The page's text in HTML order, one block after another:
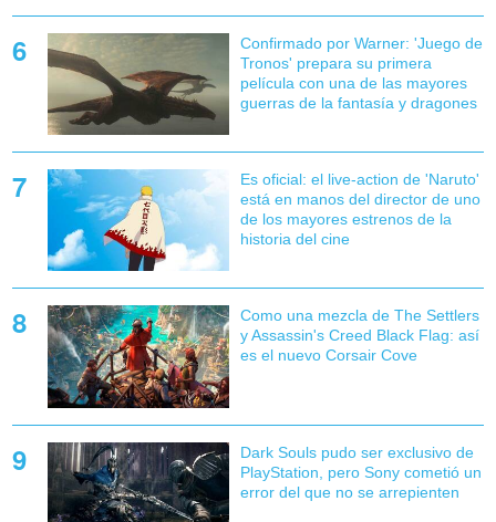
Confirmado por Warner: 'Juego de
Tronos' prepara su primera
película con una de las mayores
guerras de la fantasía y dragones
Es oficial: el live-action de 'Naruto'
está en manos del director de uno
de los mayores estrenos de la
historia del cine
Como una mezcla de The Settlers
y Assassin's Creed Black Flag: así
es el nuevo Corsair Cove
Dark Souls pudo ser exclusivo de
PlayStation, pero Sony cometió un
error del que no se arrepienten